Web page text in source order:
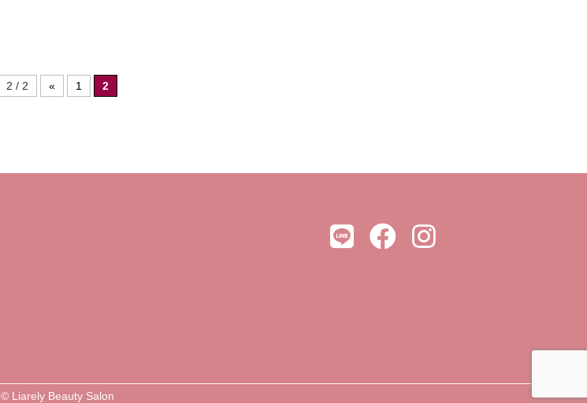
2 / 2 « 1 2
© Liarely Beauty Salon